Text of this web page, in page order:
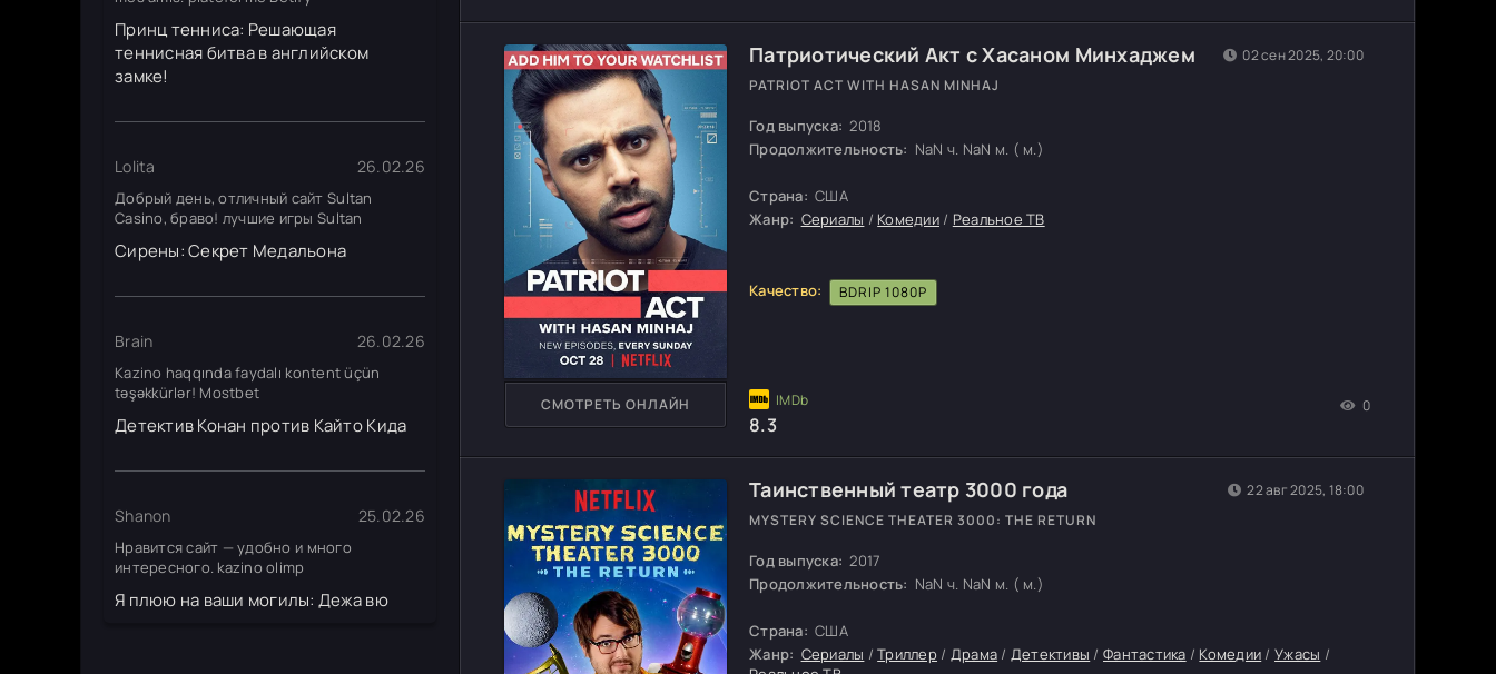
Принц тенниса: Решающая
теннисная битва в английском
замке!
Lolita 26.02.26
Добрый день, отличный сайт Sultan
Casino, браво! лучшие игры Sultan
Сирены: Секрет Медальона
Brain 26.02.26
Kazino haqqında faydalı kontent üçün
təşəkkürlər! Mostbet
Детектив Конан против Кайто Кида
Shanon 25.02.26
Нравится сайт — удобно и много
интересного. kazino olimp
Я плюю на ваши могилы: Дежа вю
Патриотический Акт с Хасаном Минхаджем
PATRIOT ACT WITH HASAN MINHAJ
Год выпуска: 2018
Продолжительность: NaN ч. NaN м. ( м.)
Страна: США
Жанр: Сериалы / Комедии / Реальное ТВ
Качество: BDRIP 1080P
СМОТРЕТЬ ОНЛАЙН
8.3
0
02 сен 2025, 20:00
Таинственный театр 3000 года
MYSTERY SCIENCE THEATER 3000: THE RETURN
Год выпуска: 2017
Продолжительность: NaN ч. NaN м. ( м.)
Страна: США
Жанр: Сериалы /Триллер / Драма / Детективы /Фантастика / Комедии /Ужасы /
22 авг 2025, 18:00